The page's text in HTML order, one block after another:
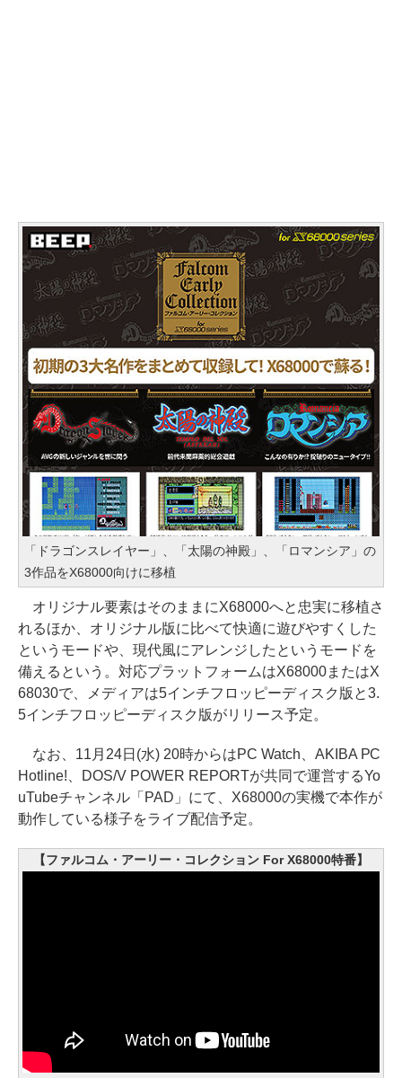
「ドラゴンスレイヤー」、「太陽の神殿」、「ロマンシア」の
3作品をX68000向けに移植
オリジナル要素はそのままにX68000へと忠実に移植さ
れるほか、オリジナル版に比べて快適に遊びやすくした
というモードや、現代風にアレンジしたというモードを
備えるという。対応プラットフォームはX68000またはX
68030で、メディアは5インチフロッピーディスク版と3.
5インチフロッピーディスク版がリリース予定。
なお、11月24日(水) 20時からはPC Watch、AKIBA PC
Hotline!、DOS/V POWER REPORTが共同で運営するYo
uTubeチャンネル「PAD」にて、X68000の実機で本作が
動作している様子をライブ配信予定。
【ファルコム・アーリー・コレクション For X68000特番】